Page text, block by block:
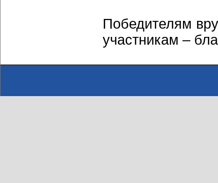
Победителям
участникам –